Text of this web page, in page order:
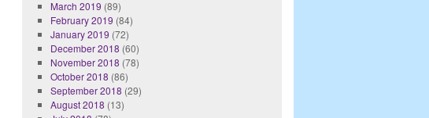
March 2019 (89)
February 2019 (84)
January 2019 (72)
December 2018 (60)
November 2018 (78)
October 2018 (86)
September 2018 (29)
August 2018 (13)